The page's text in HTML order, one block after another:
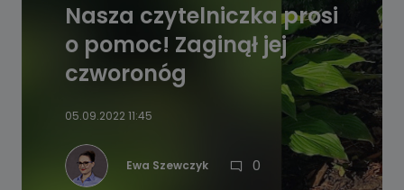
Nasza czytelniczka prosi
o pomoc! Zaginął jej
czworonóg
05.09.2022 11:45
Ewa Szewczyk 0